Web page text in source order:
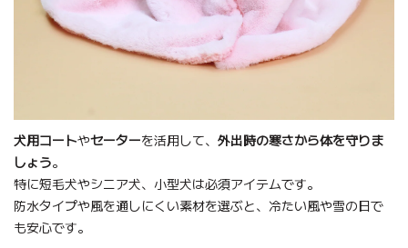
犬用コートやセーターを活用して、 外出時の寒さから体を守りま
しょう。
特に短毛犬やシニア犬、小型犬は必須アイテムです。
防水タイプや風を通しにくい素材を選ぶと、冷たい風や雪の日で
も安心です。